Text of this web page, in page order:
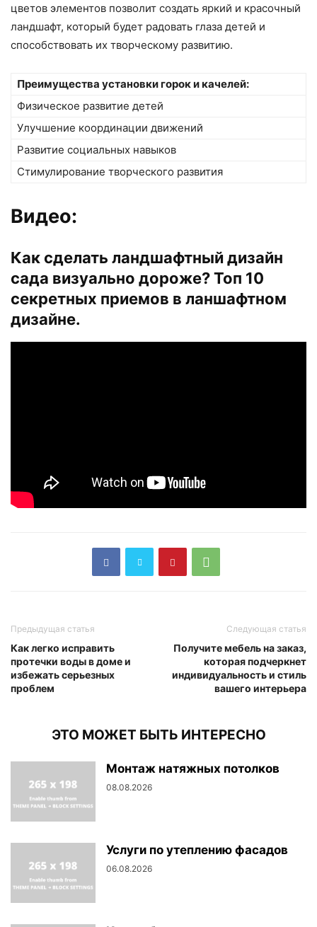
цветов элементов позволит создать яркий и красочный
ландшафт, который будет радовать глаза детей и
способствовать их творческому развитию.
Преимущества установки горок и качелей:
Физическое развитие детей
Улучшение координации движений
Развитие социальных навыков
Стимулирование творческого развития
Видео:
Как сделать ландшафтный дизайн
сада визуально дороже? Топ 10
секретных приемов в ланшафтном
дизайне.
Предыдущая статья
Как легко исправить
протечки воды в доме и
избежать серьезных
проблем
Следующая статья
Получите мебель на заказ,
которая подчеркнет
индивидуальность и стиль
вашего интерьера
ЭТО МОЖЕТ БЫТЬ ИНТЕРЕСНО
Монтаж натяжных потолков
08.08.2026
Услуги по утеплению фасадов
06.08.2026